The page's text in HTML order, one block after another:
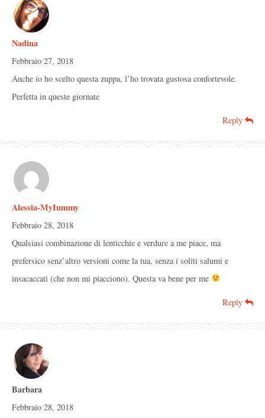
Nadina
Febbraio 27, 2018
Anche io ho scelto questa zuppa, l’ho trovata gustosa confortevole.
Perfetta in queste giornate
Reply
Alessia-MyIummy
Febbraio 28, 2018
Qualsiasi combinazione di lenticchie e verdure a me piace, ma
prefersico senz’altro versioni come la tua, senza i soliti salumi e
insacaccati (che non mi piacciono). Questa va bene per me
Reply
Barbara
Febbraio 28, 2018